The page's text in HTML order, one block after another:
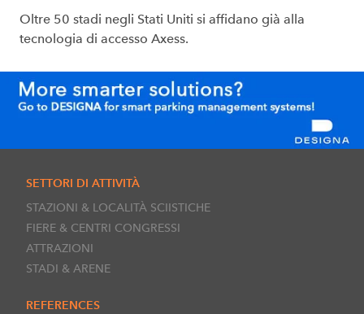
Oltre 50 stadi negli Stati Uniti si affidano già alla
tecnologia di accesso Axess.
SETTORI DI ATTIVITÀ
STAZIONI & LOCALITÀ SCIISTICHE
FIERE & CENTRI CONGRESSI
ATTRAZIONI
STADI & ARENE
REFERENCES